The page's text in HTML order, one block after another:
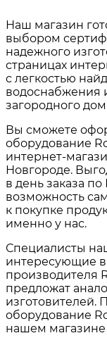
Наш магазин
выбором
надежного
страницах
с легкостью
водоснабжения
загородного
Вы сможете
оборудование
интернет-
Новгороде.
в день заказа
возможность
к покупке
именно у нас.
Специалисты
интересующие
производителя
предложат
изготовителей.
оборудование
нашем магазине